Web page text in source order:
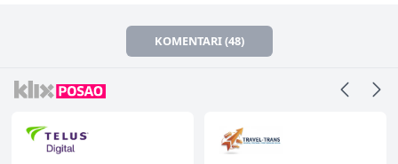
KOMENTARI (48)